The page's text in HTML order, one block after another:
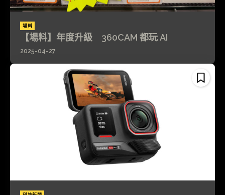
場料
【場料】年度升級 360CAM 都玩 AI
2025-04-27